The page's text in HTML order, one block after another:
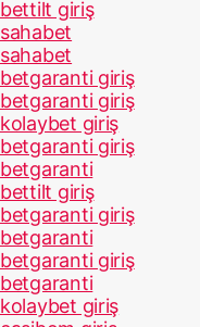
bettilt giriş
sahabet
sahabet
betgaranti giriş
betgaranti giriş
kolaybet giriş
betgaranti giriş
betgaranti
bettilt giriş
betgaranti giriş
betgaranti
betgaranti giriş
betgaranti
kolaybet giriş